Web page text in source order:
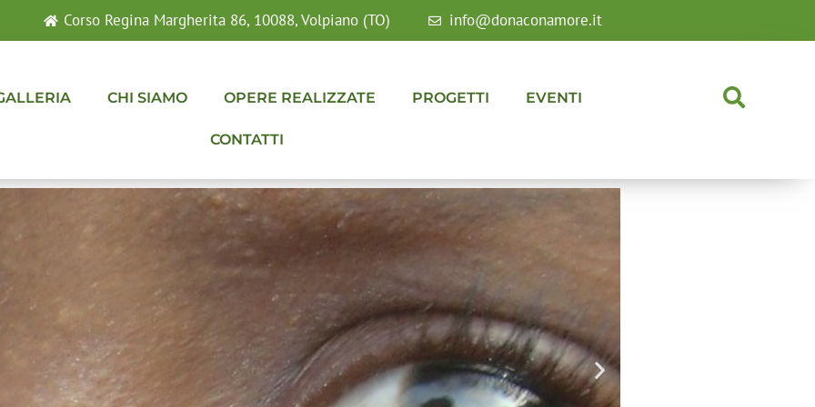
Corso Regina Margherita 86, 10088, Volpiano (TO) info@donaconamore.it
CHI SIAMO OPERE REALIZZATE PROGETTI EVENTI
CONTATTI